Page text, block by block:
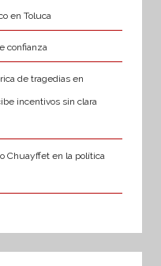
en Toluca
confianza
de tragedias en
incentivos sin clara
Chuayffet en la política